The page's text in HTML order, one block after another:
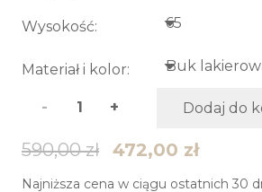
Wysokość:
Materiał i kolor:
ilość
Hoker
do
Dodaj do
590,00zł 472,00 zł
Najniższa cena w ciągu ostatnich 30